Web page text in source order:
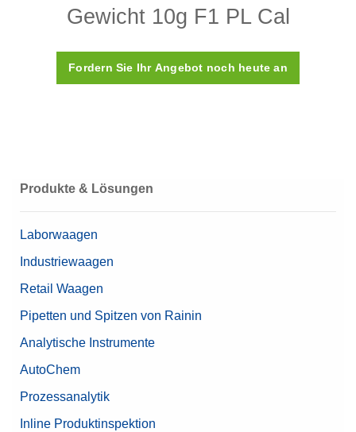
Dichte ρ 8000 (± 60) kg/m3
Suszeptibilität X < 0,2
Kalibrierungszertifikat Ja
Nennwert
Gewicht 10g F1 PL Cal
Fordern Sie Ihr Angebot noch heute an
Produkte & Lösungen
Laborwaagen
Industriewaagen
Retail Waagen
Pipetten und Spitzen von Rainin
Analytische Instrumente
AutoChem
Prozessanalytik
Inline Produktinspektion